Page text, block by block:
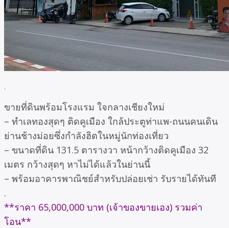
.
ขายที่ดินพร้อมโรงแรม ใจกลางเชียงใหม่
– ทำเลทองสุดๆ ติดคูเมือง ใกล้ประตูท่าแพ-ถนนคนเดิน
ย่านช้างม่อยซึ่งกำลังฮิตในหมู่นักท่องเที่ยว
– ขนาดที่ดิน 131.5 ตารางวา หน้ากว้างติดคูเมือง 32
เมตร กว้างสุดๆ หาไม่ได้แล้วในย่านนี้
– พร้อมอาคารพาณิชย์สำหรับปล่อยเช่า รับรายได้ทันที
.
**ราคา 65,000,000 บาท (เจ้าของขายเอง) รวมค่า
โอน**